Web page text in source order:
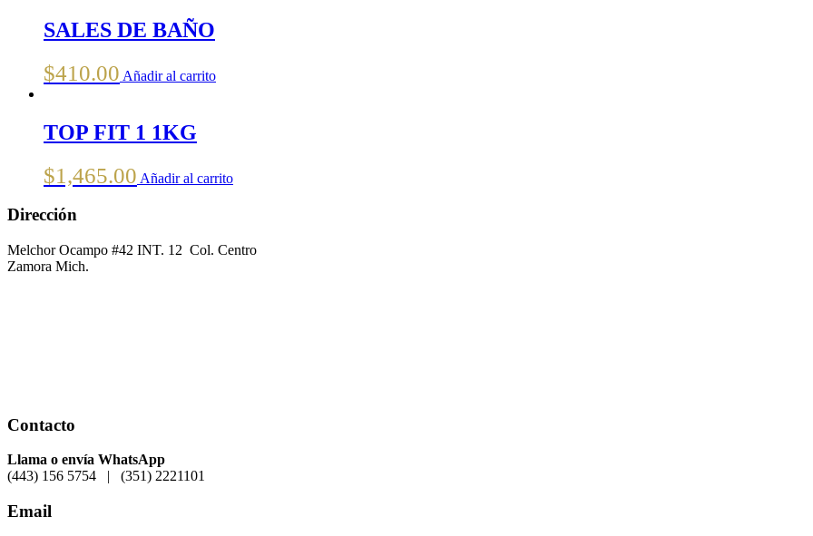
SALES DE BAÑO
$410.00 Añadir al carrito
TOP FIT 1 1KG
$1,465.00 Añadir al carrito
Dirección
Melchor Ocampo #42 INT. 12 Col. Centro
Zamora Mich.
Contacto
Llama o envía WhatsApp
(443) 156 5754 | (351) 2221101
Email